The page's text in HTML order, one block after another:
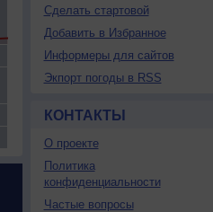
Сделать стартовой
Добавить в Избранное
Информеры для сайтов
Экпорт погоды в RSS
КОНТАКТЫ
О проекте
Политика
конфиденциальности
Частые вопросы